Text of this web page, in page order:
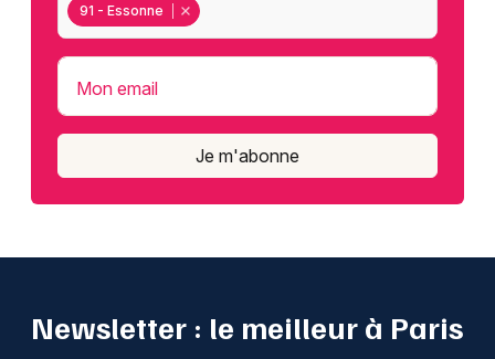
91 - Essonne
Mon email
Je m'abonne
Newsletter : le meilleur à Paris